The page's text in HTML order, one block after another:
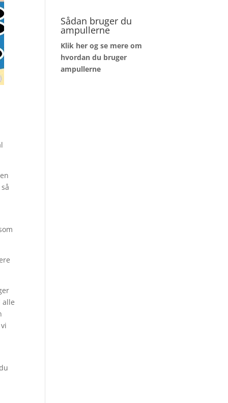
alle
Sådan bruger du
ampullerne
Klik her og se mere om
hvordan du bruger
ampullerne